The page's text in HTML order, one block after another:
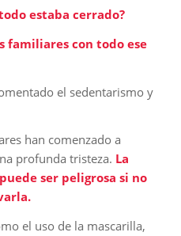
estaba cerrado?
familiares con todo ese
el sedentarismo y
han comenzado a
profunda tristeza. La
ser peligrosa si no
el uso de la mascarilla,